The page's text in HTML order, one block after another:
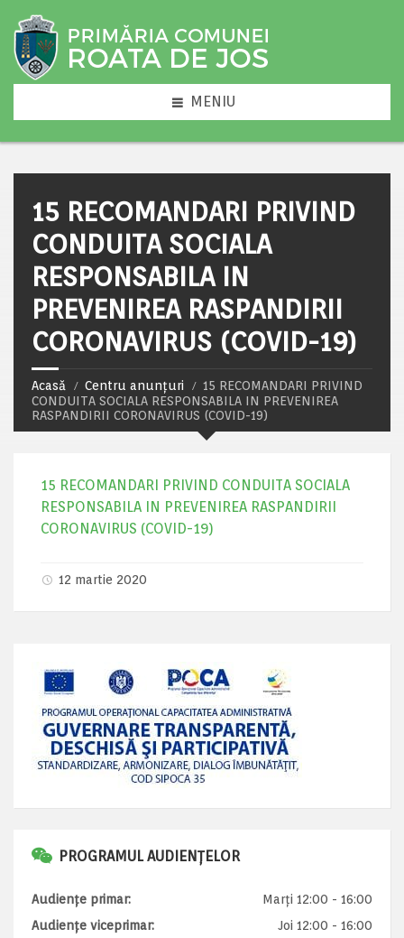
MENIU
15 RECOMANDARI PRIVIND
CONDUITA SOCIALA
RESPONSABILA IN
PREVENIREA RASPANDIRII
CORONAVIRUS (COVID-19)
Acasă Centru anunțuri
15 RECOMANDARI PRIVIND
CONDUITA SOCIALA RESPONSABILA IN PREVENIREA
RASPANDIRII CORONAVIRUS (COVID-19)
15 RECOMANDARI PRIVIND CONDUITA SOCIALA
RESPONSABILA IN PREVENIREA RASPANDIRII
CORONAVIRUS (COVID-19)
12 martie 2020
PROGRAMUL AUDIENȚELOR
Audiențe primar:
Marți 12:00 - 16:00
Audiențe viceprimar:
Joi 12:00 - 16:00